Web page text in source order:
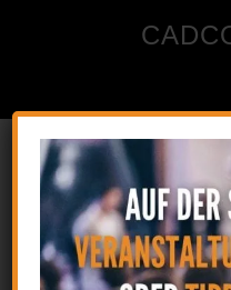
Ingenieur- und